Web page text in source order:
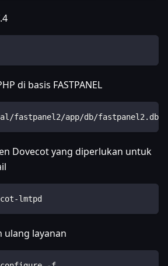
di basis FASTPANEL
fastpanel2/app/db/fastpanel2.db
Dovecot yang diperlukan untuk
lmtpd
ulang layanan